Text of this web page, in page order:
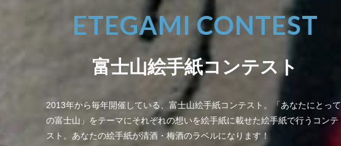
ETEGAMI CONTEST
富士山絵手紙コンテスト
2013年から毎年開催している、富士山絵手紙コンテスト。「あなたにとって
の富士山」をテーマにそれぞれの想いを絵手紙に載せた絵手紙で行うコンテ
スト。あなたの絵手紙が清酒・梅酒のラベルになります！